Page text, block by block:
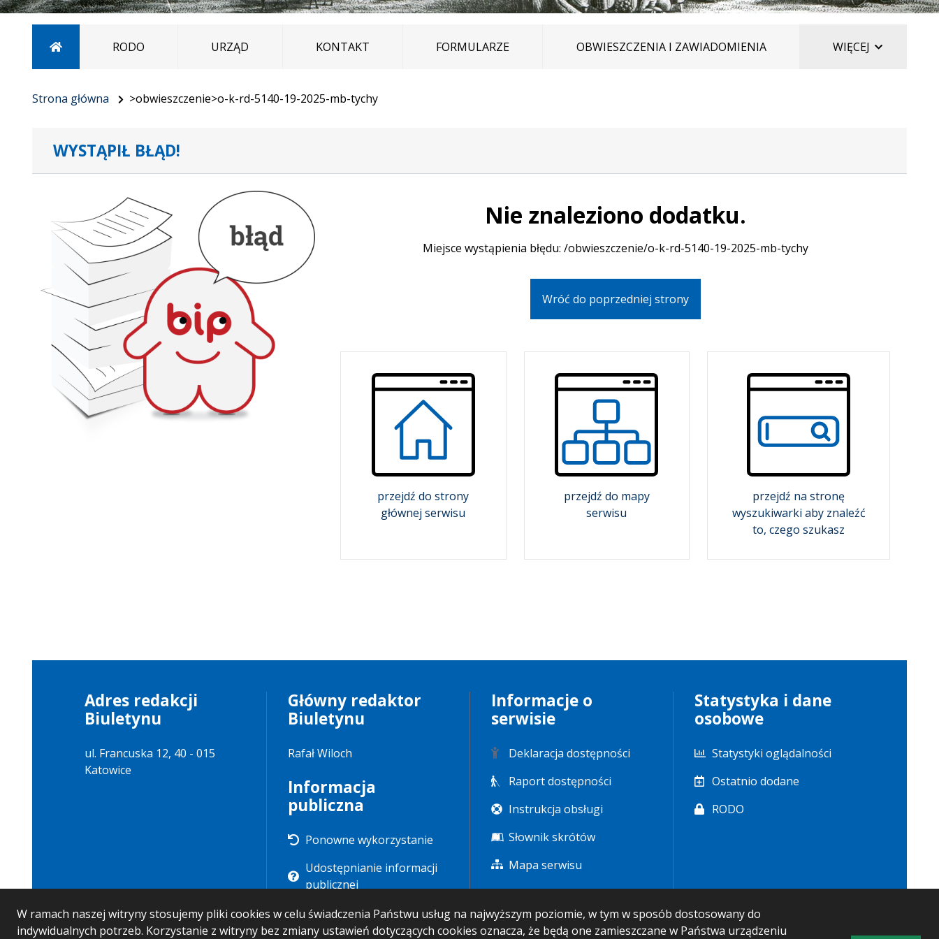
W ramach naszej witryny stosujemy pliki cookies w celu świadczenia Państwu usług na najwyższym poziomie, w tym w sposób dostosowany do
indywidualnych potrzeb. Korzystanie z witryny bez zmiany ustawień dotyczących cookies oznacza, że będą one zamieszczane w Państwa urządzeniu
Strona główna
RODO URZĄD KONTAKT FORMULARZE OBWIESZCZENIA I ZAWIADOMIENIA WIĘCEJ
Strona główna >obwieszczenie>o-k-rd-5140-19-2025-mb-tychy
WYSTĄPIŁ BŁĄD!
Nie znaleziono dodatku.
Miejsce wystąpienia błędu: /obwieszczenie/o-k-rd-5140-19-2025-mb-tychy
Wróć do poprzedniej strony
przejdź do strony
głównej serwisu
przejdź do mapy
serwisu
przejdź na stronę
wyszukiwarki aby znaleźć
to, czego szukasz
Adres redakcji
Biuletynu
ul. Francuska 12, 40 - 015
Katowice
Główny redaktor
Biuletynu
Rafał Wiloch
Informacja
publiczna
Ponowne wykorzystanie
Udostępnianie informacji
publicznej
Informacje o
serwisie
Deklaracja dostępności
Raport dostępności
Instrukcja obsługi
Słownik skrótów
Mapa serwisu
Statystyka i dane
osobowe
Statystyki oglądalności
Ostatnio dodane
RODO